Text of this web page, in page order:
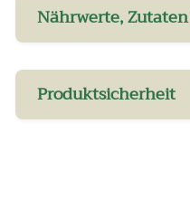
Nährwerte,
Produktsicherheit